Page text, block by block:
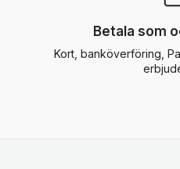
Betala som
Kort, banköverföring,